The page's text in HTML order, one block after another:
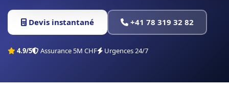
Devis instantané +41 78 319 32 82
4.9/5 Assurance 5M CHF Urgences 24/7